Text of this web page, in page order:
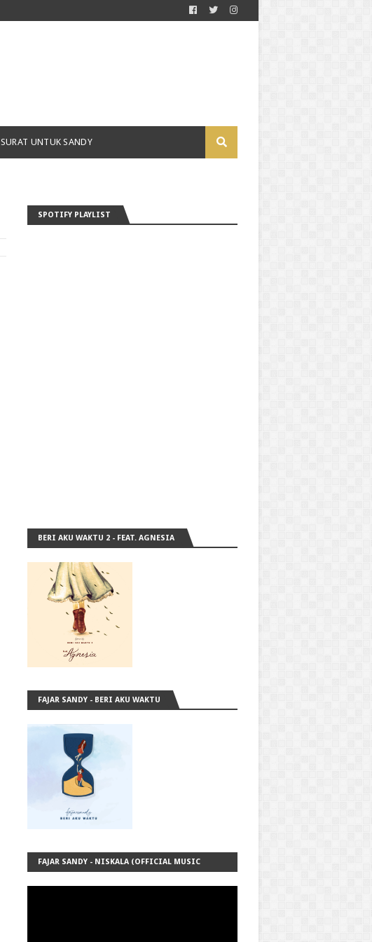
SURAT UNTUK SANDY
SPOTIFY PLAYLIST
BERI AKU WAKTU 2 - FEAT. AGNESIA
FAJAR SANDY - BERI AKU WAKTU
FAJAR SANDY - NISKALA (OFFICIAL MUSIC